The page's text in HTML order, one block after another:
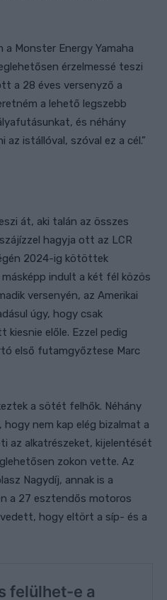
a Monster Energy Yamaha
érzelmessé teszi
a 28 éves versenyző a
a lehető legszebb
és néhány
istállóval, szóval ez a cél.”
át, aki talán az összes
hagyja ott az LCR
2024-ig kötöttek
indult a két fél közös
versenyén, az Amerikai
úgy, hogy csak
kiesnie előle. Ezzel pedig
első futamgyőztese Marc
a sötét felhők. Néhány
nem kap elég bizalmat a
az alkatrészeket, kijelentését
zokon vette. Az
Nagydíj, annak is a
a 27 esztendős motoros
hogy eltört a síp- és a